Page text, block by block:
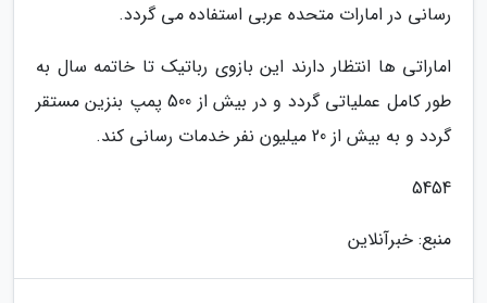
رسانی در امارات متحده عربی استفاده می گردد.
اماراتی ها انتظار دارند این بازوی رباتیک تا خاتمه سال به
طور کامل عملیاتی گردد و در بیش از 500 پمپ بنزین مستقر
گردد و به بیش از 20 میلیون نفر خدمات رسانی کند.
5454
منبع: خبرآنلاین